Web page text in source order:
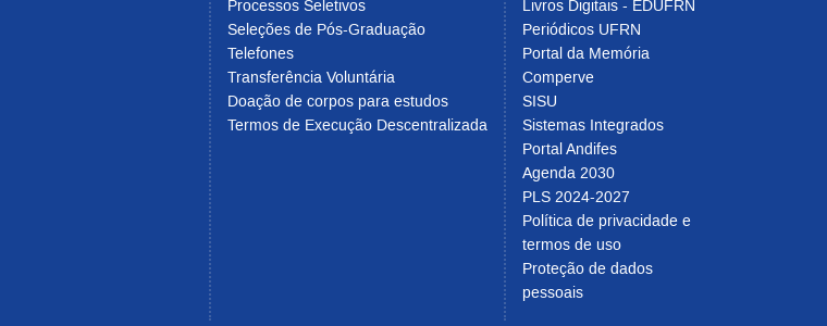
Processos Seletivos
Seleções de Pós-Graduação
Telefones
Transferência Voluntária
Doação de corpos para estudos
Termos de Execução Descentralizada
Livros Digitais - EDUFRN
Periódicos UFRN
Portal da Memória
Comperve
SISU
Sistemas Integrados
Portal Andifes
Agenda 2030
PLS 2024-2027
Política de privacidade e
termos de uso
Proteção de dados
pessoais